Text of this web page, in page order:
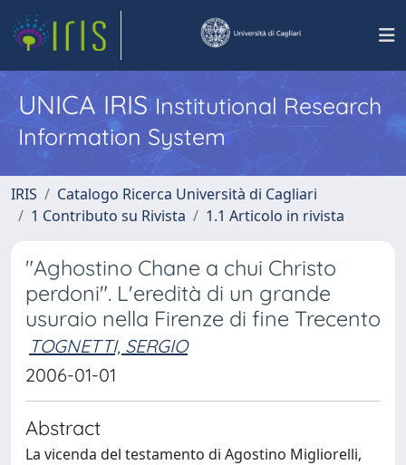
UNICA IRISInstitutional Research
Information System
IRIS
Catalogo Ricerca Università di Cagliari
1 Contributo su Rivista
1.1 Articolo in rivista
"Aghostino Chane a chui Christo
perdoni". L'eredità di un grande
usuraio nella Firenze di fine Trecento
TOGNETTI, SERGIO
2006-01-01
Abstract
La vicenda del testamento di Agostino Migliorelli,